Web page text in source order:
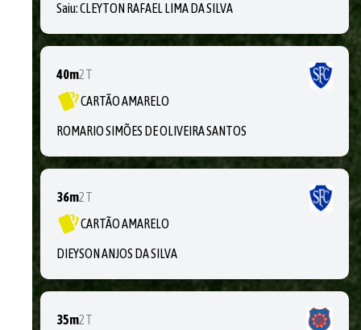
Saiu:CLEYTON RAFAEL LIMA DA SILVA
40m2T
CARTÃO AMARELO
ROMARIO SIMÕES DE OLIVEIRA SANTOS
36m2T
CARTÃO AMARELO
DIEYSON ANJOS DA SILVA
35m2T